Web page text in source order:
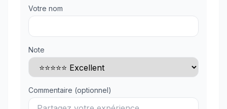
Votre nom
Note
Commentaire (optionnel)